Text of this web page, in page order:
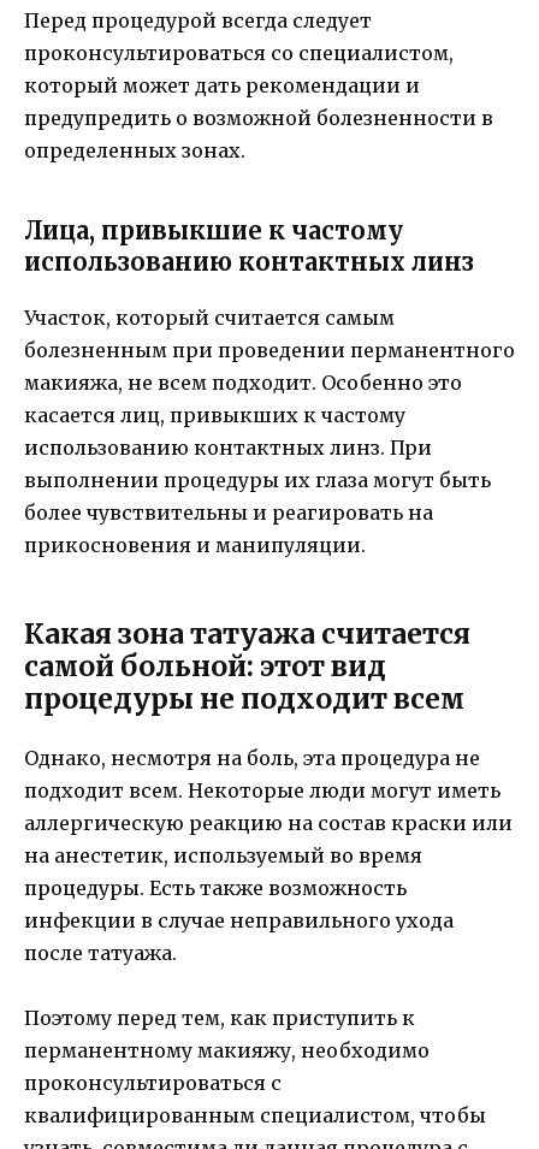
Перед процедурой всегда следует
проконсультироваться со специалистом,
который может дать рекомендации и
предупредить о возможной болезненности в
определенных зонах.
Лица, привыкшие к частому
использованию контактных линз
Участок, который считается самым
болезненным при проведении перманентного
макияжа, не всем подходит. Особенно это
касается лиц, привыкших к частому
использованию контактных линз. При
выполнении процедуры их глаза могут быть
более чувствительны и реагировать на
прикосновения и манипуляции.
Какая зона татуажа считается
самой больной: этот вид
процедуры не подходит всем
Однако, несмотря на боль, эта процедура не
подходит всем. Некоторые люди могут иметь
аллергическую реакцию на состав краски или
на анестетик, используемый во время
процедуры. Есть также возможность
инфекции в случае неправильного ухода
после татуажа.
Поэтому перед тем, как приступить к
перманентному макияжу, необходимо
проконсультироваться с
квалифицированным специалистом, чтобы